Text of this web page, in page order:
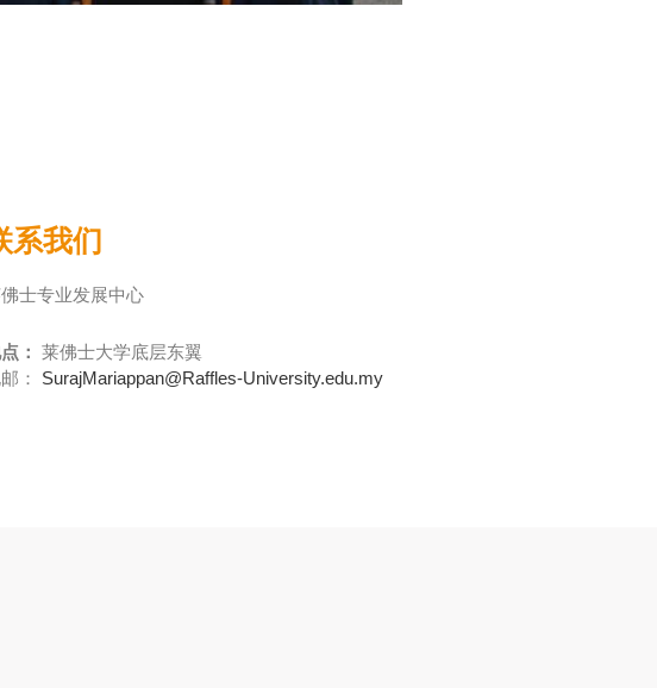
系我们
士专业发展中心
： 莱佛士大学底层东翼
：
SurajMariappan@Raffles-University.edu.my